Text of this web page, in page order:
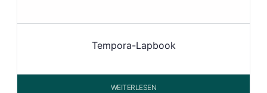
Tempora-Lapbook
WEITERLESEN